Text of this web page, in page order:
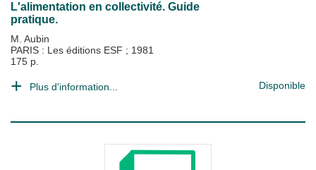
L'alimentation en collectivité. Guide
pratique.
M. Aubin
PARIS : Les éditions ESF ; 1981
175 p.
Plus d'information... Disponible